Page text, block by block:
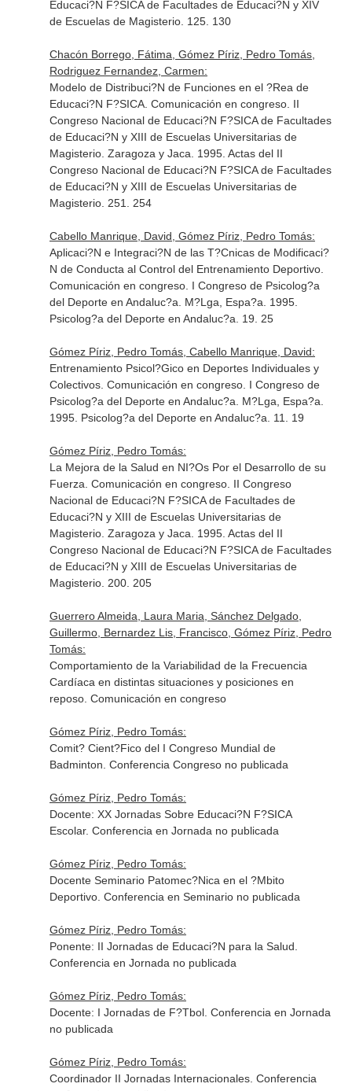
Educaci?N F?SICA de Facultades de Educaci?N y XIV
de Escuelas de Magisterio. 125. 130
Chacón Borrego, Fátima, Gómez Píriz, Pedro Tomás,
Rodriguez Fernandez, Carmen:
Modelo de Distribuci?N de Funciones en el ?Rea de
Educaci?N F?SICA. Comunicación en congreso. II
Congreso Nacional de Educaci?N F?SICA de Facultades
de Educaci?N y XIII de Escuelas Universitarias de
Magisterio. Zaragoza y Jaca. 1995. Actas del II
Congreso Nacional de Educaci?N F?SICA de Facultades
de Educaci?N y XIII de Escuelas Universitarias de
Magisterio. 251. 254
Cabello Manrique, David, Gómez Píriz, Pedro Tomás:
Aplicaci?N e Integraci?N de las T?Cnicas de Modificaci?
N de Conducta al Control del Entrenamiento Deportivo.
Comunicación en congreso. I Congreso de Psicolog?a
del Deporte en Andaluc?a. M?Lga, Espa?a. 1995.
Psicolog?a del Deporte en Andaluc?a. 19. 25
Gómez Píriz, Pedro Tomás, Cabello Manrique, David:
Entrenamiento Psicol?Gico en Deportes Individuales y
Colectivos. Comunicación en congreso. I Congreso de
Psicolog?a del Deporte en Andaluc?a. M?Lga, Espa?a.
1995. Psicolog?a del Deporte en Andaluc?a. 11. 19
Gómez Píriz, Pedro Tomás:
La Mejora de la Salud en NI?Os Por el Desarrollo de su
Fuerza. Comunicación en congreso. II Congreso
Nacional de Educaci?N F?SICA de Facultades de
Educaci?N y XIII de Escuelas Universitarias de
Magisterio. Zaragoza y Jaca. 1995. Actas del II
Congreso Nacional de Educaci?N F?SICA de Facultades
de Educaci?N y XIII de Escuelas Universitarias de
Magisterio. 200. 205
Guerrero Almeida, Laura Maria, Sánchez Delgado,
Guillermo, Bernardez Lis, Francisco, Gómez Píriz, Pedro
Tomás:
Comportamiento de la Variabilidad de la Frecuencia
Cardíaca en distintas situaciones y posiciones en
reposo. Comunicación en congreso
Gómez Píriz, Pedro Tomás:
Comit? Cient?Fico del I Congreso Mundial de
Badminton. Conferencia Congreso no publicada
Gómez Píriz, Pedro Tomás:
Docente: XX Jornadas Sobre Educaci?N F?SICA
Escolar. Conferencia en Jornada no publicada
Gómez Píriz, Pedro Tomás:
Docente Seminario Patomec?Nica en el ?Mbito
Deportivo. Conferencia en Seminario no publicada
Gómez Píriz, Pedro Tomás:
Ponente: II Jornadas de Educaci?N para la Salud.
Conferencia en Jornada no publicada
Gómez Píriz, Pedro Tomás:
Docente: I Jornadas de F?Tbol. Conferencia en Jornada
no publicada
Gómez Píriz, Pedro Tomás:
Coordinador II Jornadas Internacionales. Conferencia